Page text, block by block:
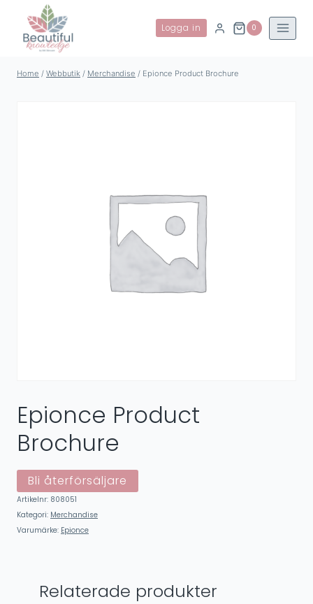
content
Logga in 0
Home / Webbutik / Merchandise / Epionce Product Brochure
Epionce Product
Brochure
Bli återförsäljare
Artikelnr: 808051
Kategori: Merchandise
Varumärke: Epionce
Relaterade produkter